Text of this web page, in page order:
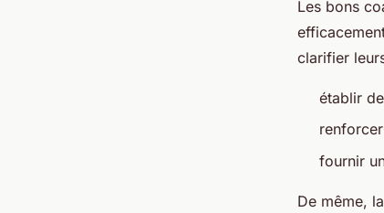
Les bons
clarifier
établir
fournir
De même,